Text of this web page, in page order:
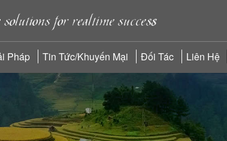
Pháp Tin Tức/Khuyến Mại Đối Tác Liên Hệ